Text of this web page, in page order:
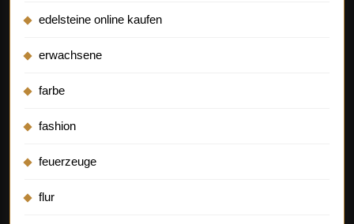
edelsteine online kaufen
erwachsene
farbe
fashion
feuerzeuge
flur